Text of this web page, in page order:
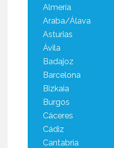
Almería
Araba/Álava
Asturias
Ávila
Badajoz
Barcelona
Bizkaia
Burgos
Cáceres
Cádiz
Cantabria